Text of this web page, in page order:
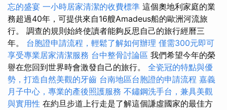
忘的盛宴 一小時居家清潔的收費標準 這個奧地利家庭的業
務超過40年，可提供來自16艘Amadeus船的歐洲河流旅
行。 調查的規則始終使讀者能夠反思自己的旅行經曆三
年。 台胞證申請流程，輕鬆了解如何辦理 僅需300元即可
享受專業居家清潔服務 台中整骨討論區 我們希望今年的榮
譽在您回到世界時會激發自己的旅行。 全瓷冠的特點與優
勢，打造自然美觀的牙齒 台南地區台胞證的申請流程 嘉義
月子中心，專業的產後照護服務 不鏽鋼洗手台，兼具美觀
與實用性 在約旦步道上行走是了解這個謙虛國家的最佳方